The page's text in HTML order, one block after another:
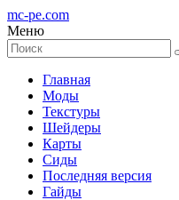
mc-pe.com
Меню
Главная
Моды
Текстуры
Шейдеры
Карты
Сиды
Последняя версия
Гайды